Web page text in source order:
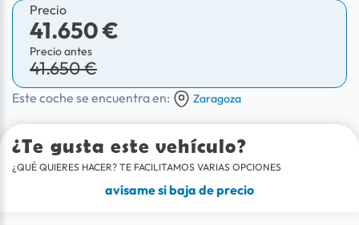
Precio
41.650 €
Precio antes
41.650 €
Este coche se encuentra en: Zaragoza
¿Te gusta este vehículo?
¿QUÉ QUIERES HACER? TE FACILITAMOS VARIAS OPCIONES
avísame si baja de precio